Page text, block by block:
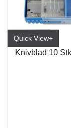
Quick View+
Knivblad 10